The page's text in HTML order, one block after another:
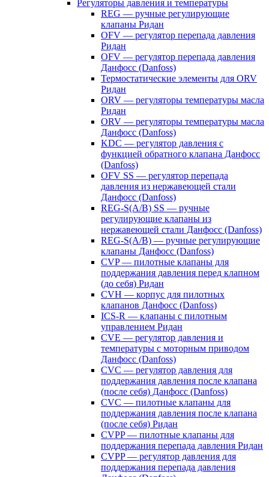
Регуляторы давления и температуры
REG — ручные регулирующие
клапаны Ридан
OFV — регулятор перепада давления
Ридан
OFV — регулятор перепада давления
Данфосс (Danfoss)
Термостатические элементы для ORV
Ридан
ORV — регуляторы температуры масла
Ридан
ORV — регуляторы температуры масла
Данфосс (Danfoss)
KDC — регулятор давления с
функцией обратного клапана Данфосс
(Danfoss)
OFV SS — регулятор перепада
давления из нержавеющей стали
Данфосс (Danfoss)
REG-S(A/B) SS — ручные
регулирующие клапаны из
нержавеющей стали Данфосс (Danfoss)
REG-S(A/B) — ручные регулирующие
клапаны Данфосс (Danfoss)
CVP — пилотные клапаны для
поддержания давления перед клапном
(до себя) Ридан
CVH — корпус для пилотных
клапанов Данфосс (Danfoss)
ICS-R — клапаны с пилотным
управлением Ридан
CVE — регулятор давления и
температуры с моторным приводом
Данфосс (Danfoss)
CVС — регулятор давления для
поддержания давления после клапана
(после себя) Данфосс (Danfoss)
CVС — пилотные клапаны для
поддержания давления после клапана
(после себя) Ридан
CVPP — пилотные клапаны для
поддержания перепада давления Ридан
CVPP — регулятор давления для
поддержания перепада давления